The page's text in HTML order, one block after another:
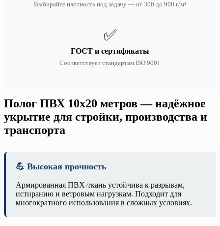
Выбирайте плотность под задачу — от 300 до 900 г/м²
✅
ГОСТ и сертификаты
Соответствует стандартам ISO 9001
Полог ПВХ 10х20 метров — надёжное
укрытие для стройки, производства и
транспорта
💪 Высокая прочность
Армированная ПВХ-ткань устойчива к разрывам,
истиранию и ветровым нагрузкам. Подходит для
многократного использования в сложных условиях.